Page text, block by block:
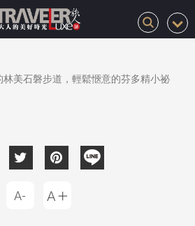
美石磐步道，輕鬆愜意的芬多精小祕